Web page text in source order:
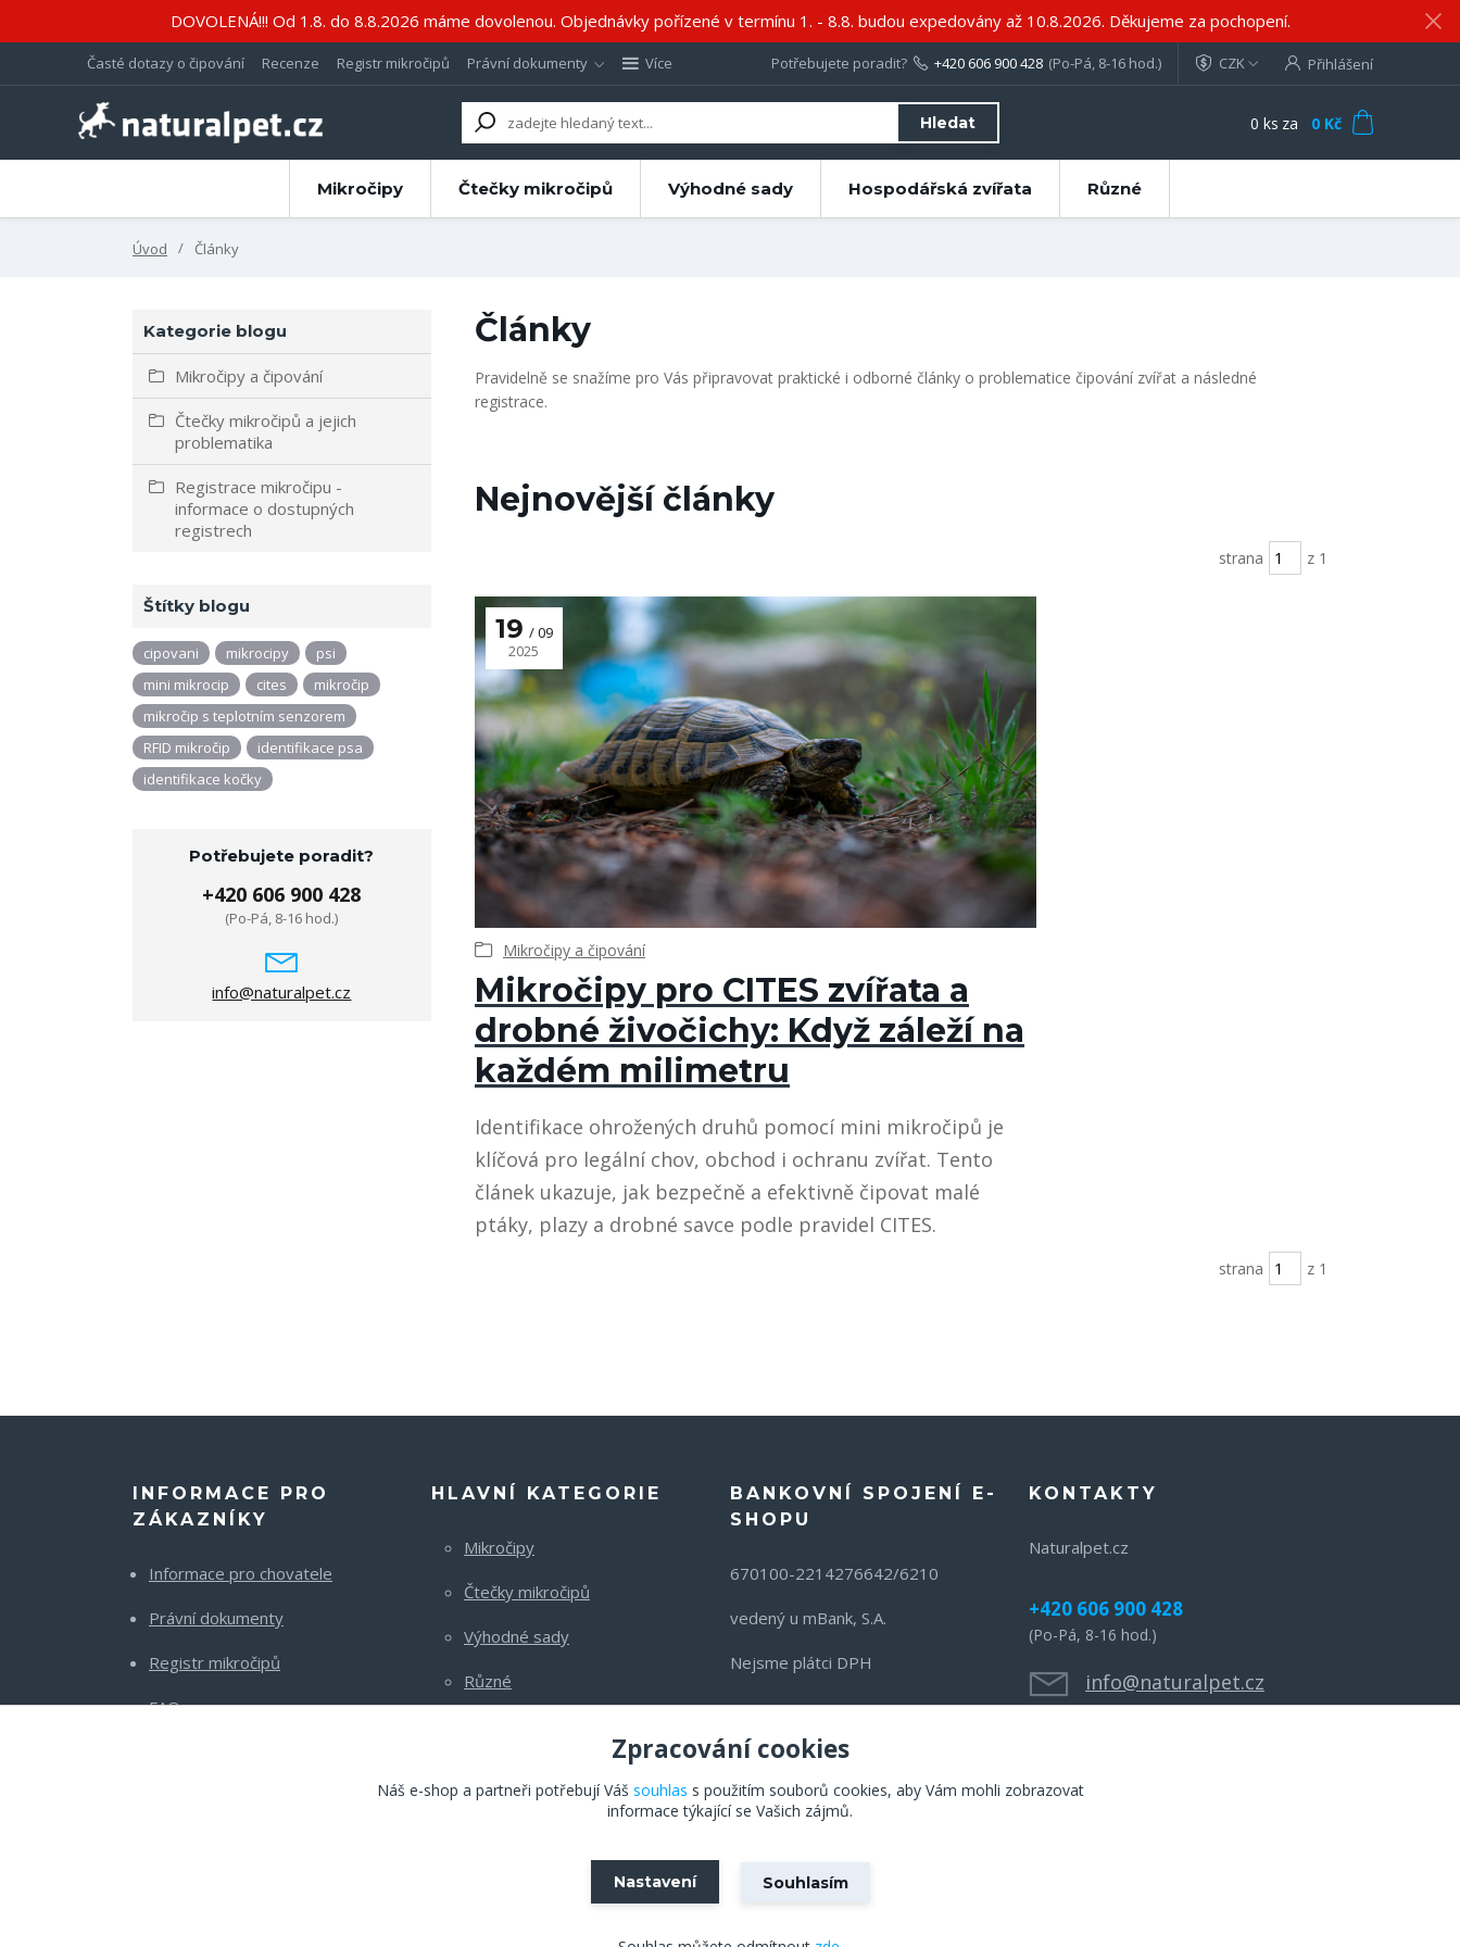
DOVOLENÁ!!! Od 1.8. do 8.8.2026 máme dovolenou. Objednávky pořízené v termínu 1. - 8.8. budou expedovány až 10.8.2026. Děkujeme za pochopení.
Časté dotazy o čipování Recenze Registr mikročipů Právní dokumenty Více CZK Přihlášení
Hledat
Potřebujete poradit? +420 606 900 428 (Po-Pá, 8-16 hod.)
0 ks za 0 Kč
Mikročipy Čtečky mikročipů Výhodné sady Hospodářská zvířata Různé
Úvod Články
Kategorie blogu
Mikročipy a čipování
Čtečky mikročipů a jejich
problematika
Registrace mikročipu -
informace o dostupných
registrech
Štítky blogu
cipovani mikrocipy
psi
mini mikrocip
cites
mikročip
mikročip s teplotním senzorem
RFID mikročip
identifikace psa
identifikace kočky
Potřebujete poradit?
+420 606 900 428
(Po-Pá, 8-16 hod.)
info@naturalpet.cz
Články
Pravidelně se snažíme pro Vás připravovat praktické i odborné články o problematice čipování zvířat a následné
registrace.
Nejnovější články
strana z 1
Mikročipy pro CITES zvířata a
drobné živočichy: Když záleží na
každém milimetru
19
09
2025
Mikročipy a čipování
Identifikace ohrožených druhů pomocí mini mikročipů je
klíčová pro legální chov, obchod i ochranu zvířat. Tento
článek ukazuje, jak bezpečně a efektivně čipovat malé
ptáky, plazy a drobné savce podle pravidel CITES.
strana z 1
INFORMACE PRO
ZÁKAZNÍKY
Informace pro chovatele
Právní dokumenty
Registr mikročipů
FAQ
HLAVNÍ KATEGORIE
Mikročipy
Čtečky mikročipů
Výhodné sady
Různé
BANKOVNÍ SPOJENÍ E-
SHOPU
670100-2214276642/6210
vedený u mBank, S.A.
Nejsme plátci DPH
KONTAKTY
Naturalpet.cz
+420 606 900 428
(Po-Pá, 8-16 hod.)
info@naturalpet.cz
Vytvořeno na
Zpracování cookies
Náš e-shop a partneři potřebují Váš souhlas s použitím souborů cookies, aby Vám mohli zobrazovat
informace týkající se Vašich zájmů.
Nastavení Souhlasím